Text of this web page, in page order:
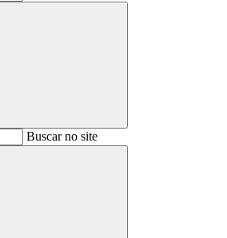
BuscarBuscar no site